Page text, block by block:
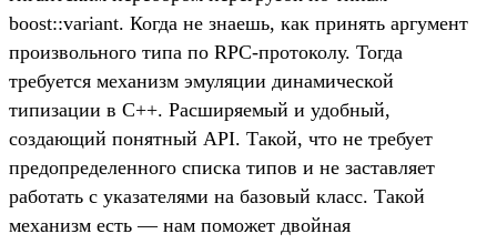
boost::variant. Когда не знаешь, как принять аргумент
произвольного типа по RPC-протоколу. Тогда
требуется механизм эмуляции динамической
типизации в C++. Расширяемый и удобный,
создающий понятный API. Такой, что не требует
предопределенного списка типов и не заставляет
работать с указателями на базовый класс. Такой
механизм есть — нам поможет двойная